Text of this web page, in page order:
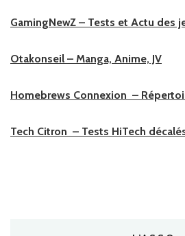
GamingNewZ – Tests et Actu des
Otakonseil – Manga, Anime, JV
Homebrews Connexion –
Tech Citron – Tests HiTech